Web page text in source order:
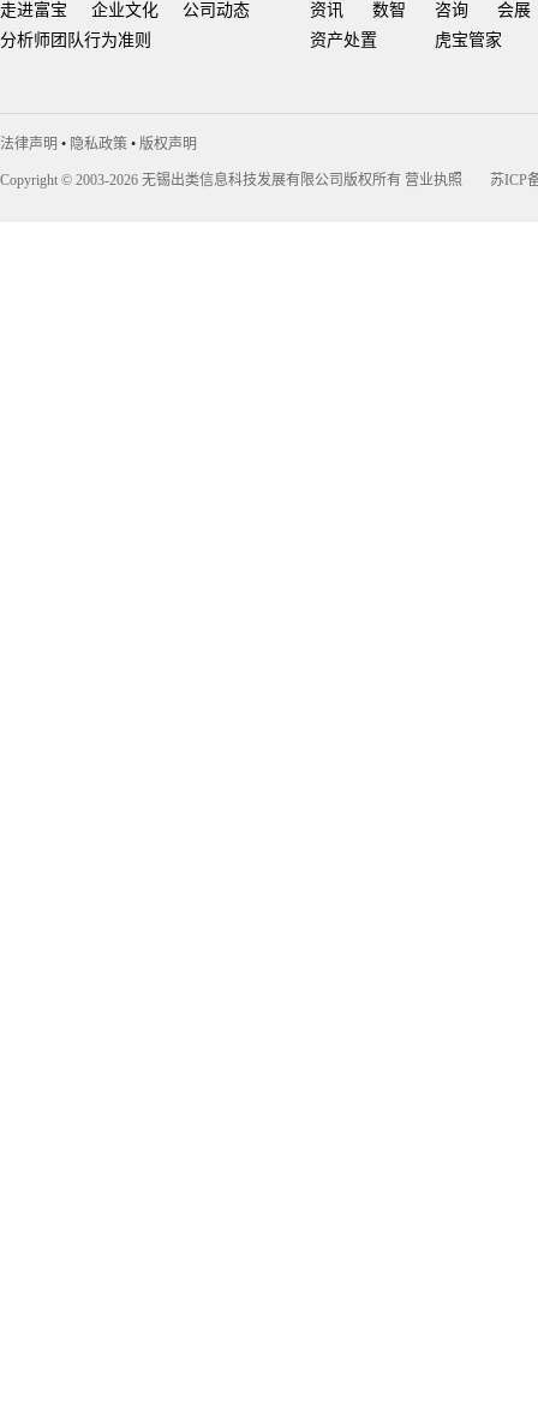
走进富宝
企业文化
公司动态
分析师团队行为准则
资讯
数智 咨询
会展
资产处置
虎宝管家
法律声明 • 隐私政策 • 版权声明
Copyright © 2003-2026 无锡出类信息科技发展有限公司版权所有 营业执照 苏ICP